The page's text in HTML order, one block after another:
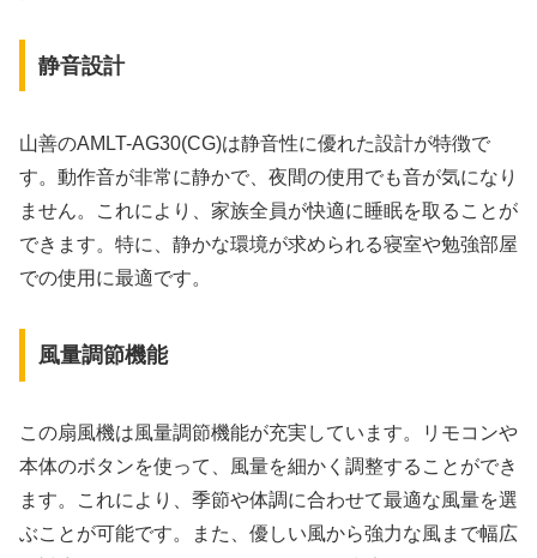
静音設計
山善のAMLT-AG30(CG)は静音性に優れた設計が特徴で
す。動作音が非常に静かで、夜間の使用でも音が気になり
ません。これにより、家族全員が快適に睡眠を取ることが
できます。特に、静かな環境が求められる寝室や勉強部屋
での使用に最適です。
風量調節機能
この扇風機は風量調節機能が充実しています。リモコンや
本体のボタンを使って、風量を細かく調整することができ
ます。これにより、季節や体調に合わせて最適な風量を選
ぶことが可能です。また、優しい風から強力な風まで幅広